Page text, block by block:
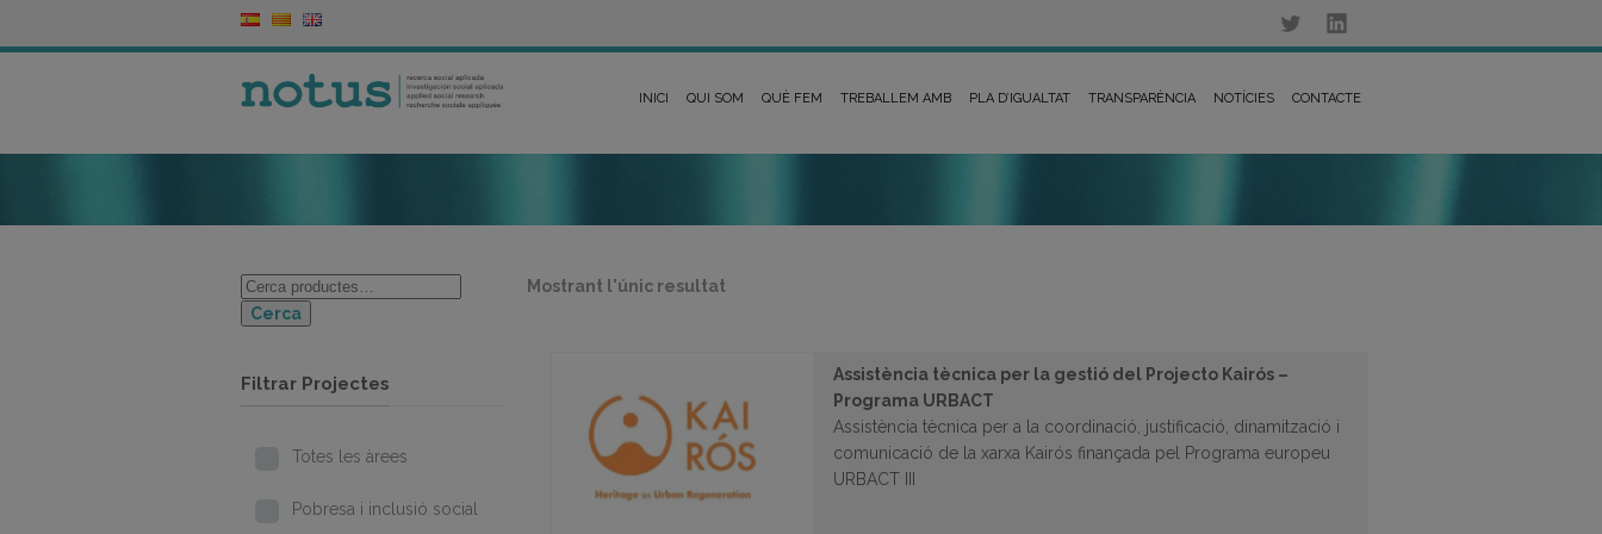
INICI QUI SOM QUÈ FEM TREBALLEM AMB PLA D’IGUALTAT TRANSPARÈNCIA NOTÍCIES CONTACTE
Mostrant l'únic resultat
Assistència tècnica per la gestió del Projecto Kairós –
Programa URBACT
Assistència tècnica per a la coordinació, justificació, dinamització i
comunicació de la xarxa Kairós finançada pel Programa europeu
URBACT III
Cerca
Filtrar Projectes
Totes les àrees
Pobresa i inclusió social